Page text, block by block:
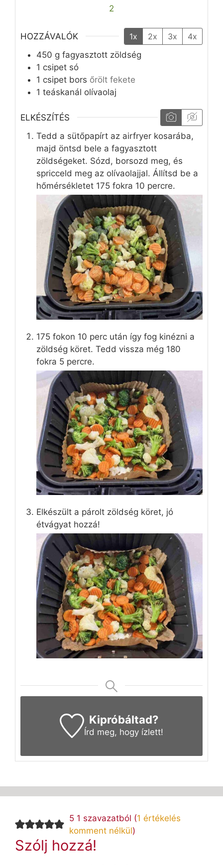
2
HOZZÁVALÓK 1x 2x 3x
4x
450 g fagyasztott zöldség
1 csipet só
1 csipet bors őrölt fekete
1 teáskanál olívaolaj
ELKÉSZÍTÉS
Tedd a sütőpapírt az airfryer kosarába,
majd öntsd bele a fagyasztott
zöldségeket. Sózd, borsozd meg, és
spricceld meg az olívaolajjal. Állítsd be a
hőmérsékletet 175 fokra 10 percre.
175 fokon 10 perc után így fog kinézni a
zöldség köret. Tedd vissza még 180
fokra 5 percre.
Elkészült a párolt zöldség köret, jó
étvágyat hozzá!
Kipróbáltad?
Írd meg, hogy ízlett!
5 1 szavazatból (1 értékelés
komment nélkül)
Szólj hozzá!